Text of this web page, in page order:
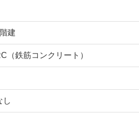
建
（鉄筋コンクリート）
し